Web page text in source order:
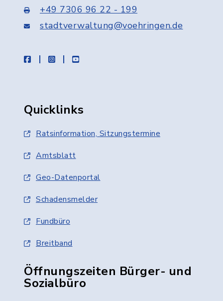
+49 7306 96 22 - 199
stadtverwaltung@voehringen.de
facebookinstagramyoutube
Quicklinks
Ratsinformation, Sitzungstermine
Amtsblatt
Geo-Datenportal
Schadensmelder
Fundbüro
Breitband
Öffnungszeiten Bürger- und
Sozialbüro